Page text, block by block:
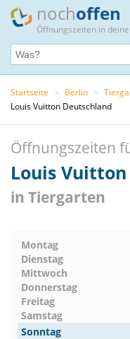
nochoffen
Öffnungszeiten in
Startseite > Berlin >
Louis Vuitton Deutschland
Öffnungszeiten
Louis
in Tiergarten
Montag
Dienstag
Mittwoch
Donnerstag
Freitag
Samstag
Sonntag